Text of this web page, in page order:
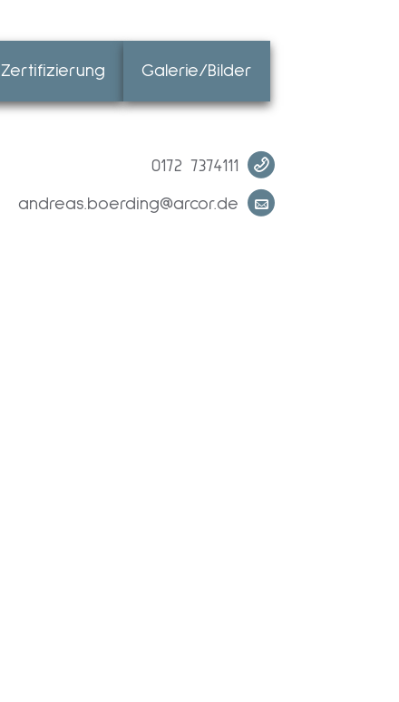
Zertifizierung Galerie/Bilder
0172 7374111
andreas.boerding@arcor.de